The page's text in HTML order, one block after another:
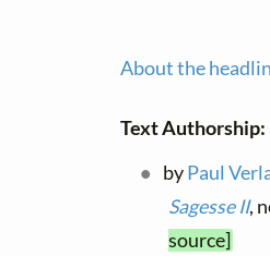
About the
Text Authorship:
byPaul
Sagesse II,
source]